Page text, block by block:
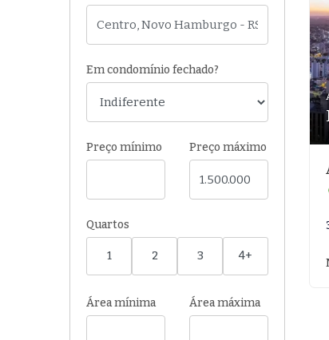
Em condomínio fechado?
Preço mínimo Preço máximo
Quartos
1 2 3 4+
Área mínima Área máxima